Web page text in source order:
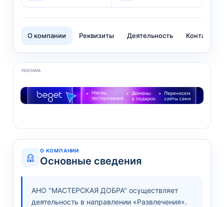
О компании Реквизиты Деятельность Контакты
РЕКЛАМА
О КОМПАНИИ
Основные сведения
АНО "МАСТЕРСКАЯ ДОБРА" осуществляет
деятельность в направлении «Развлечения».